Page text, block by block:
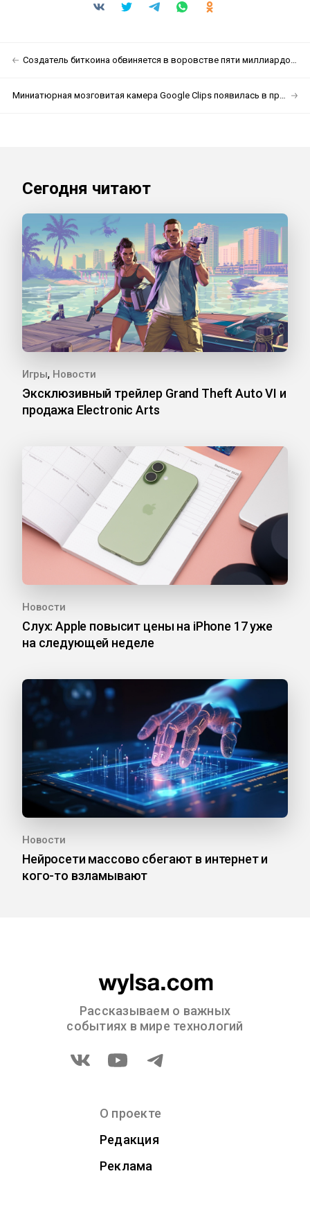
Создатель биткоина обвиняется в воровстве пяти миллиардов долларов
Миниатюрная мозговитая камера Google Clips появилась в продаже
Сегодня читают
Игры, Новости
Эксклюзивный трейлер Grand Theft Auto VI и
продажа Electronic Arts
Новости
Слух: Apple повысит цены на iPhone 17 уже
на следующей неделе
Новости
Нейросети массово сбегают в интернет и
кого-то взламывают
Рассказываем о важных
событиях в мире технологий
О проекте
Редакция
Реклама